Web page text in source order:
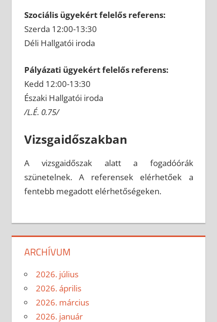
Szociális ügyekért felelős referens:
Szerda 12:00-13:30
Déli Hallgatói iroda
Pályázati ügyekért felelős referens:
Kedd 12:00-13:30
Északi Hallgatói iroda
/L.É. 0.75/
Vizsgaidőszakban
A vizsgaidőszak alatt a fogadóórák
szünetelnek. A referensek elérhetőek a
fentebb megadott elérhetőségeken.
ARCHÍVUM
2026. július
2026. április
2026. március
2026. január